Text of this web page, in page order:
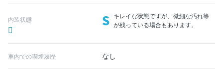
内装状態 S キレイな状態ですが、微細な汚れ等
が残っている場合もあります。
車内での喫煙履歴 なし